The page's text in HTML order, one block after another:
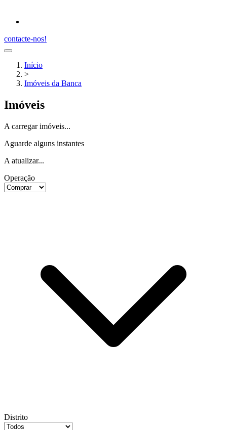
contacte-nos!
Início
>
Imóveis da Banca
Imóveis
A carregar imóveis...
Aguarde alguns instantes
A atualizar...
Operação
Distrito